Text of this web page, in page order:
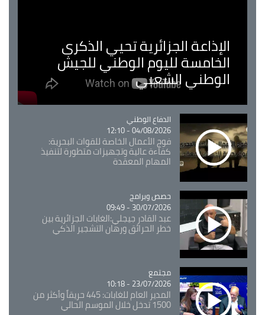
الإذاعة الجزائرية تحيي الذكرى
الخامسة لليوم الوطني للجيش
الوطني الشعبي
Catégorie
الدفاع الوطني
04/08/2026 - 12:10
فوج الأعمال الخاصة للقوات البحرية:
كفاءة عالية وتجهيزات متطورة لتنفيذ
المهام المعقدة
Catégorie
حصص وبرامج
30/07/2026 - 09:49
عبد القادر جيجلي:الغابات الجزائرية بين
خطر الحرائق ورهان التشجير الذكي
Catégorie
مجتمع
23/07/2026 - 10:18
المدير العام للغابات: 445 حريقاً وأكثر من
1500 تدخل خلال الموسم الحالي